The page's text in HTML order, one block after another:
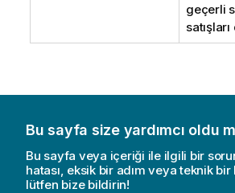
geçerli
Bu sayfa size yardımcı oldu
Bu sayfa veya içeriği ile ilgili bir
hatası, eksik bir adım veya teknik bir
lütfen bize bildirin!